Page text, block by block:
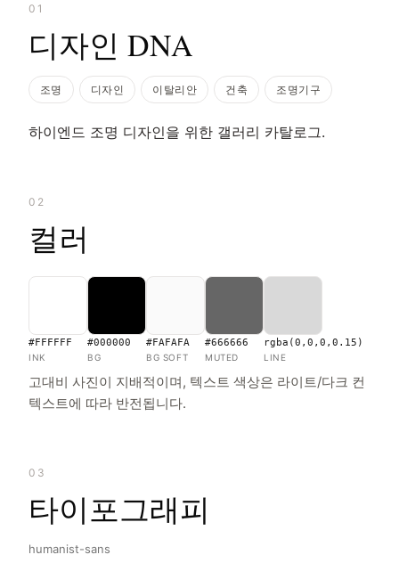
01
디자인 DNA
조명 디자인 이탈리안 건축 조명기구
하이엔드 조명 디자인을 위한 갤러리 카탈로그.
02
컬러
#FFFFFF
INK
#000000
BG
#FAFAFA
BG SOFT
#666666
MUTED
rgba(0,0,0,0.15)
LINE
고대비 사진이 지배적이며, 텍스트 색상은 라이트/다크 컨
텍스트에 따라 반전됩니다.
03
타이포그래피
humanist-sans